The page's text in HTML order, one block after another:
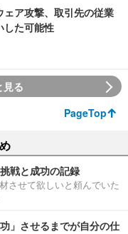
ア攻撃、取引先の従業
した可能性
見る
PageTop
戦と成功の記録
させて欲しいと頼んでいた
」させるまでが自分の仕